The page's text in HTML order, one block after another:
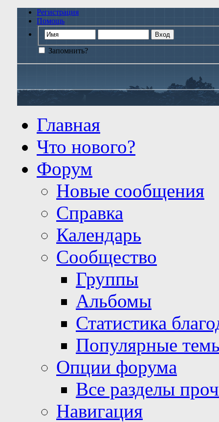
Регистрация
Помощь
Запомнить?
Главная
Что нового?
Форум
Новые сообщения
Справка
Календарь
Сообщество
Группы
Альбомы
Статистика
Популярные
Опции форума
Все разделы
Навигация